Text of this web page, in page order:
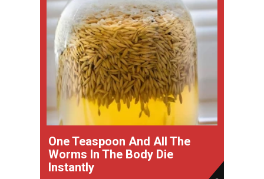
One Teaspoon And All The
Worms In The Body Die
Instantly